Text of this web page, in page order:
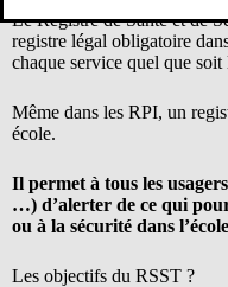
Le Registre de Santé et de
registre légal obligatoire
chaque service quel que
Même dans les RPI, un
école.
Il permet à tous les
…) d’alerter de ce qui
ou à la sécurité dans
Les objectifs du RSST ?